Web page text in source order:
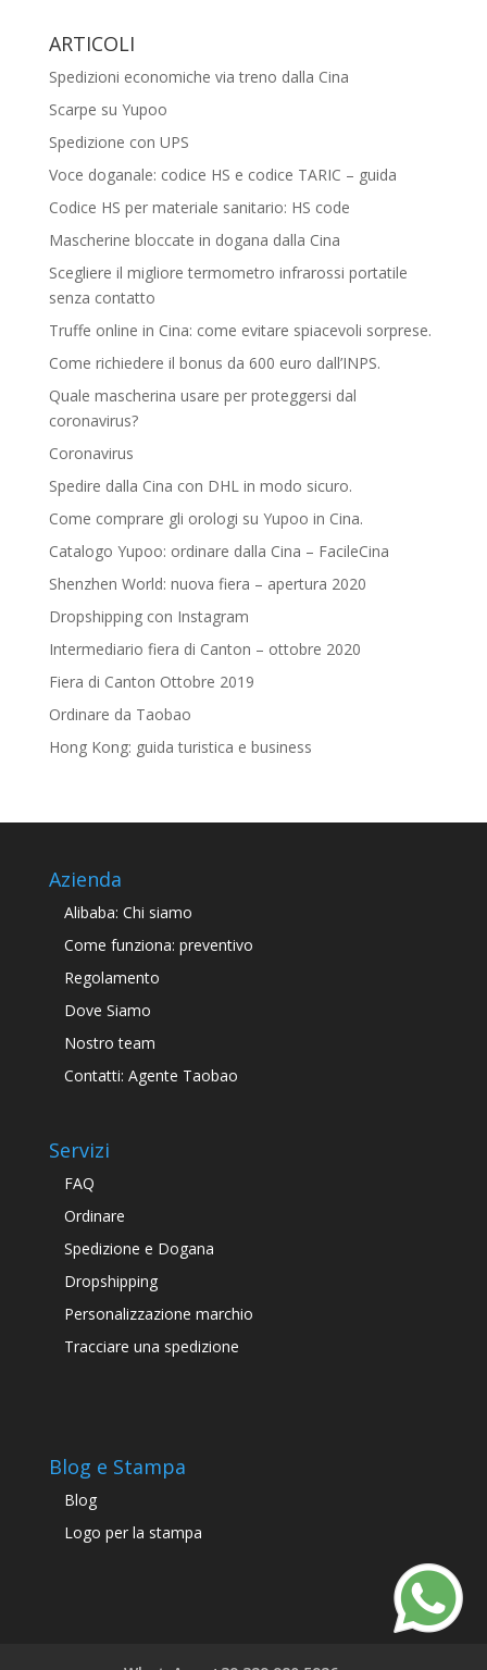
ARTICOLI
Spedizioni economiche via treno dalla Cina
Scarpe su Yupoo
Spedizione con UPS
Voce doganale: codice HS e codice TARIC – guida
Codice HS per materiale sanitario: HS code
Mascherine bloccate in dogana dalla Cina
Scegliere il migliore termometro infrarossi portatile
senza contatto
Truffe online in Cina: come evitare spiacevoli sorprese.
Come richiedere il bonus da 600 euro dall’INPS.
Quale mascherina usare per proteggersi dal
coronavirus?
Coronavirus
Spedire dalla Cina con DHL in modo sicuro.
Come comprare gli orologi su Yupoo in Cina.
Catalogo Yupoo: ordinare dalla Cina – FacileCina
Shenzhen World: nuova fiera – apertura 2020
Dropshipping con Instagram
Intermediario fiera di Canton – ottobre 2020
Fiera di Canton Ottobre 2019
Ordinare da Taobao
Hong Kong: guida turistica e business
Azienda
Alibaba: Chi siamo
Come funziona: preventivo
Regolamento
Dove Siamo
Nostro team
Contatti: Agente Taobao
Servizi
FAQ
Ordinare
Spedizione e Dogana
Dropshipping
Personalizzazione marchio
Tracciare una spedizione
Blog e Stampa
Blog
Logo per la stampa